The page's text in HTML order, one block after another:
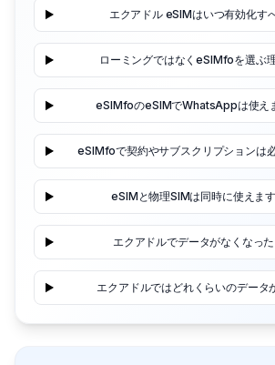
エクアドル eSIMはいつ有効化す
ローミングではなくeSIMfoを選ぶ
eSIMfoのeSIMでWhatsAppは使え
eSIMfoで契約やサブスクリプションは
eSIMと物理SIMは同時に使えま
エクアドルでデータがなくなった
エクアドルではどれくらいのデータ